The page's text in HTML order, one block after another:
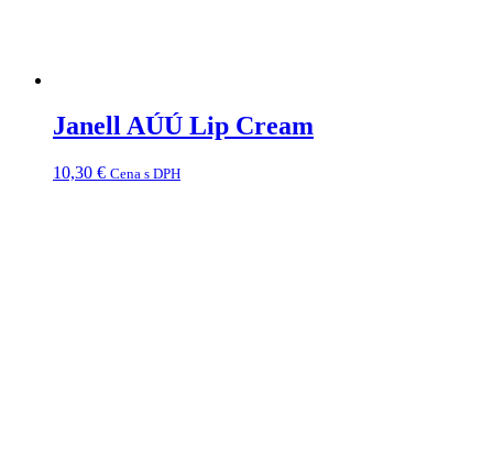
Janell AÚÚ Lip Cream
10,30 € Cena s DPH